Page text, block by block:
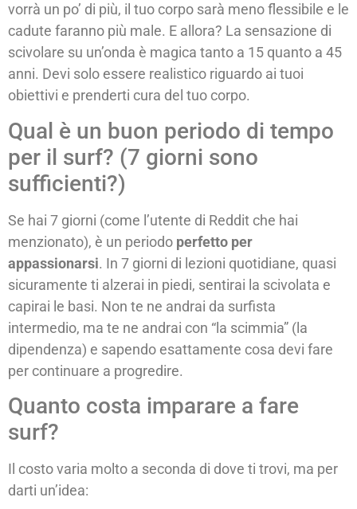
vorrà un po’ di più, il tuo corpo sarà meno flessibile e le
cadute faranno più male. E allora? La sensazione di
scivolare su un’onda è magica tanto a 15 quanto a 45
anni. Devi solo essere realistico riguardo ai tuoi
obiettivi e prenderti cura del tuo corpo.
Qual è un buon periodo di tempo
per il surf? (7 giorni sono
sufficienti?)
Se hai 7 giorni (come l’utente di Reddit che hai
menzionato), è un periodo perfetto per
appassionarsi. In 7 giorni di lezioni quotidiane, quasi
sicuramente ti alzerai in piedi, sentirai la scivolata e
capirai le basi. Non te ne andrai da surfista
intermedio, ma te ne andrai con “la scimmia” (la
dipendenza) e sapendo esattamente cosa devi fare
per continuare a progredire.
Quanto costa imparare a fare
surf?
Il costo varia molto a seconda di dove ti trovi, ma per
darti un’idea: